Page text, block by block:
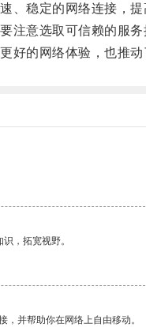
稳定的网络连接，提
意选取可信赖的服务
的网络体验，也推动
，拓宽视野。
并帮助你在网络上自由移动。